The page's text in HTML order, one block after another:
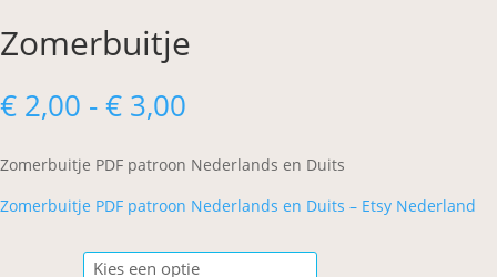
Zomerbuitje
€ 2,00 -€ 3,00
tot
€ 3,00
Zomerbuitje PDF patroon Nederlands en Duits
Zomerbuitje PDF patroon Nederlands en Duits – Etsy Nederland